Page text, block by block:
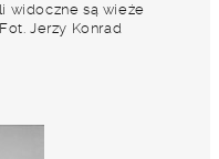
widoczne są wieże
Jerzy Konrad